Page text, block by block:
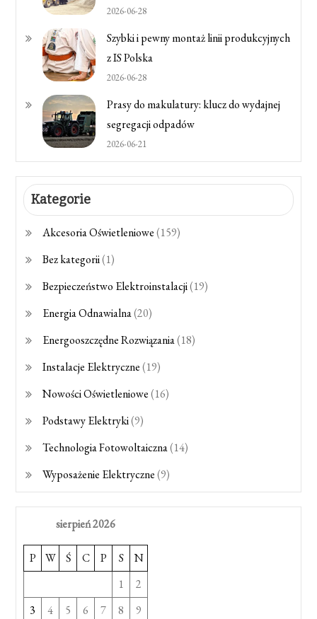
2026-06-28
Szybki i pewny montaż linii produkcyjnych
z IS Polska
2026-06-28
Prasy do makulatury: klucz do wydajnej
segregacji odpadów
2026-06-21
Kategorie
Akcesoria Oświetleniowe(159)
Bez kategorii(1)
Bezpieczeństwo Elektroinstalacji(19)
Energia Odnawialna(20)
Energooszczędne Rozwiązania(18)
Instalacje Elektryczne(19)
Nowości Oświetleniowe(16)
Podstawy Elektryki(9)
Technologia Fotowoltaiczna(14)
Wyposażenie Elektryczne(9)
sierpień 2026
P W Ś C P S
N
1
2
3
4 5 6 7 8
9